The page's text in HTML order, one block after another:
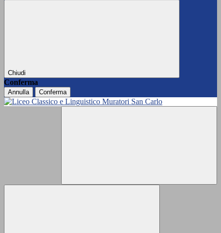
Chiudi
Conferma
Annulla Conferma